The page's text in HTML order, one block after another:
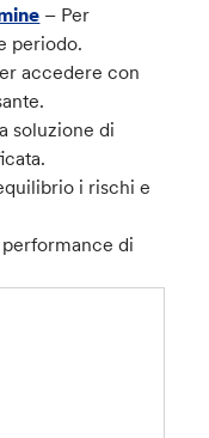
– Per
periodo.
accedere con
soluzione di
i rischi e
di